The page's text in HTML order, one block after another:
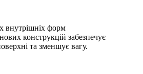
внутрішніх форм
конструкцій забезпечує
та зменшує вагу.